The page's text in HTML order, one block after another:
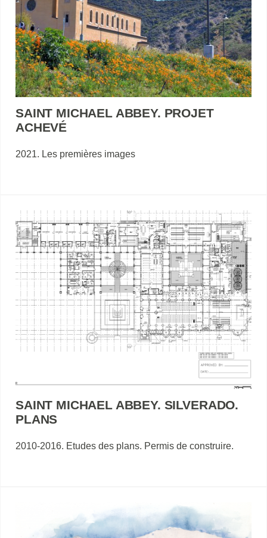
SAINT MICHAEL ABBEY. PROJET
ACHEVÉ
2021. Les premières images
SAINT MICHAEL ABBEY. SILVERADO.
PLANS
2010-2016. Etudes des plans. Permis de construire.